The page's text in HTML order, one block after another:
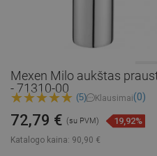
Mexen Milo aukštas
- 71310-00
(5) Klausimai(0)
Katalogo kaina: 90,90 €
72,79 € (su PVM) 19,92%